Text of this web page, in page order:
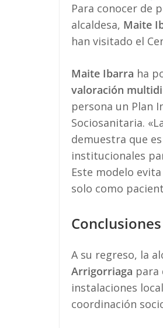
Para conocer de
alcaldesa, Maite
han visitado el
Maite Ibarra ha
valoración
persona un Plan
Sociosanitaria.
demuestra que
institucionales
Este modelo
solo como
Conclusiones
A su regreso, la
Arrigorriaga para
instalaciones
coordinación